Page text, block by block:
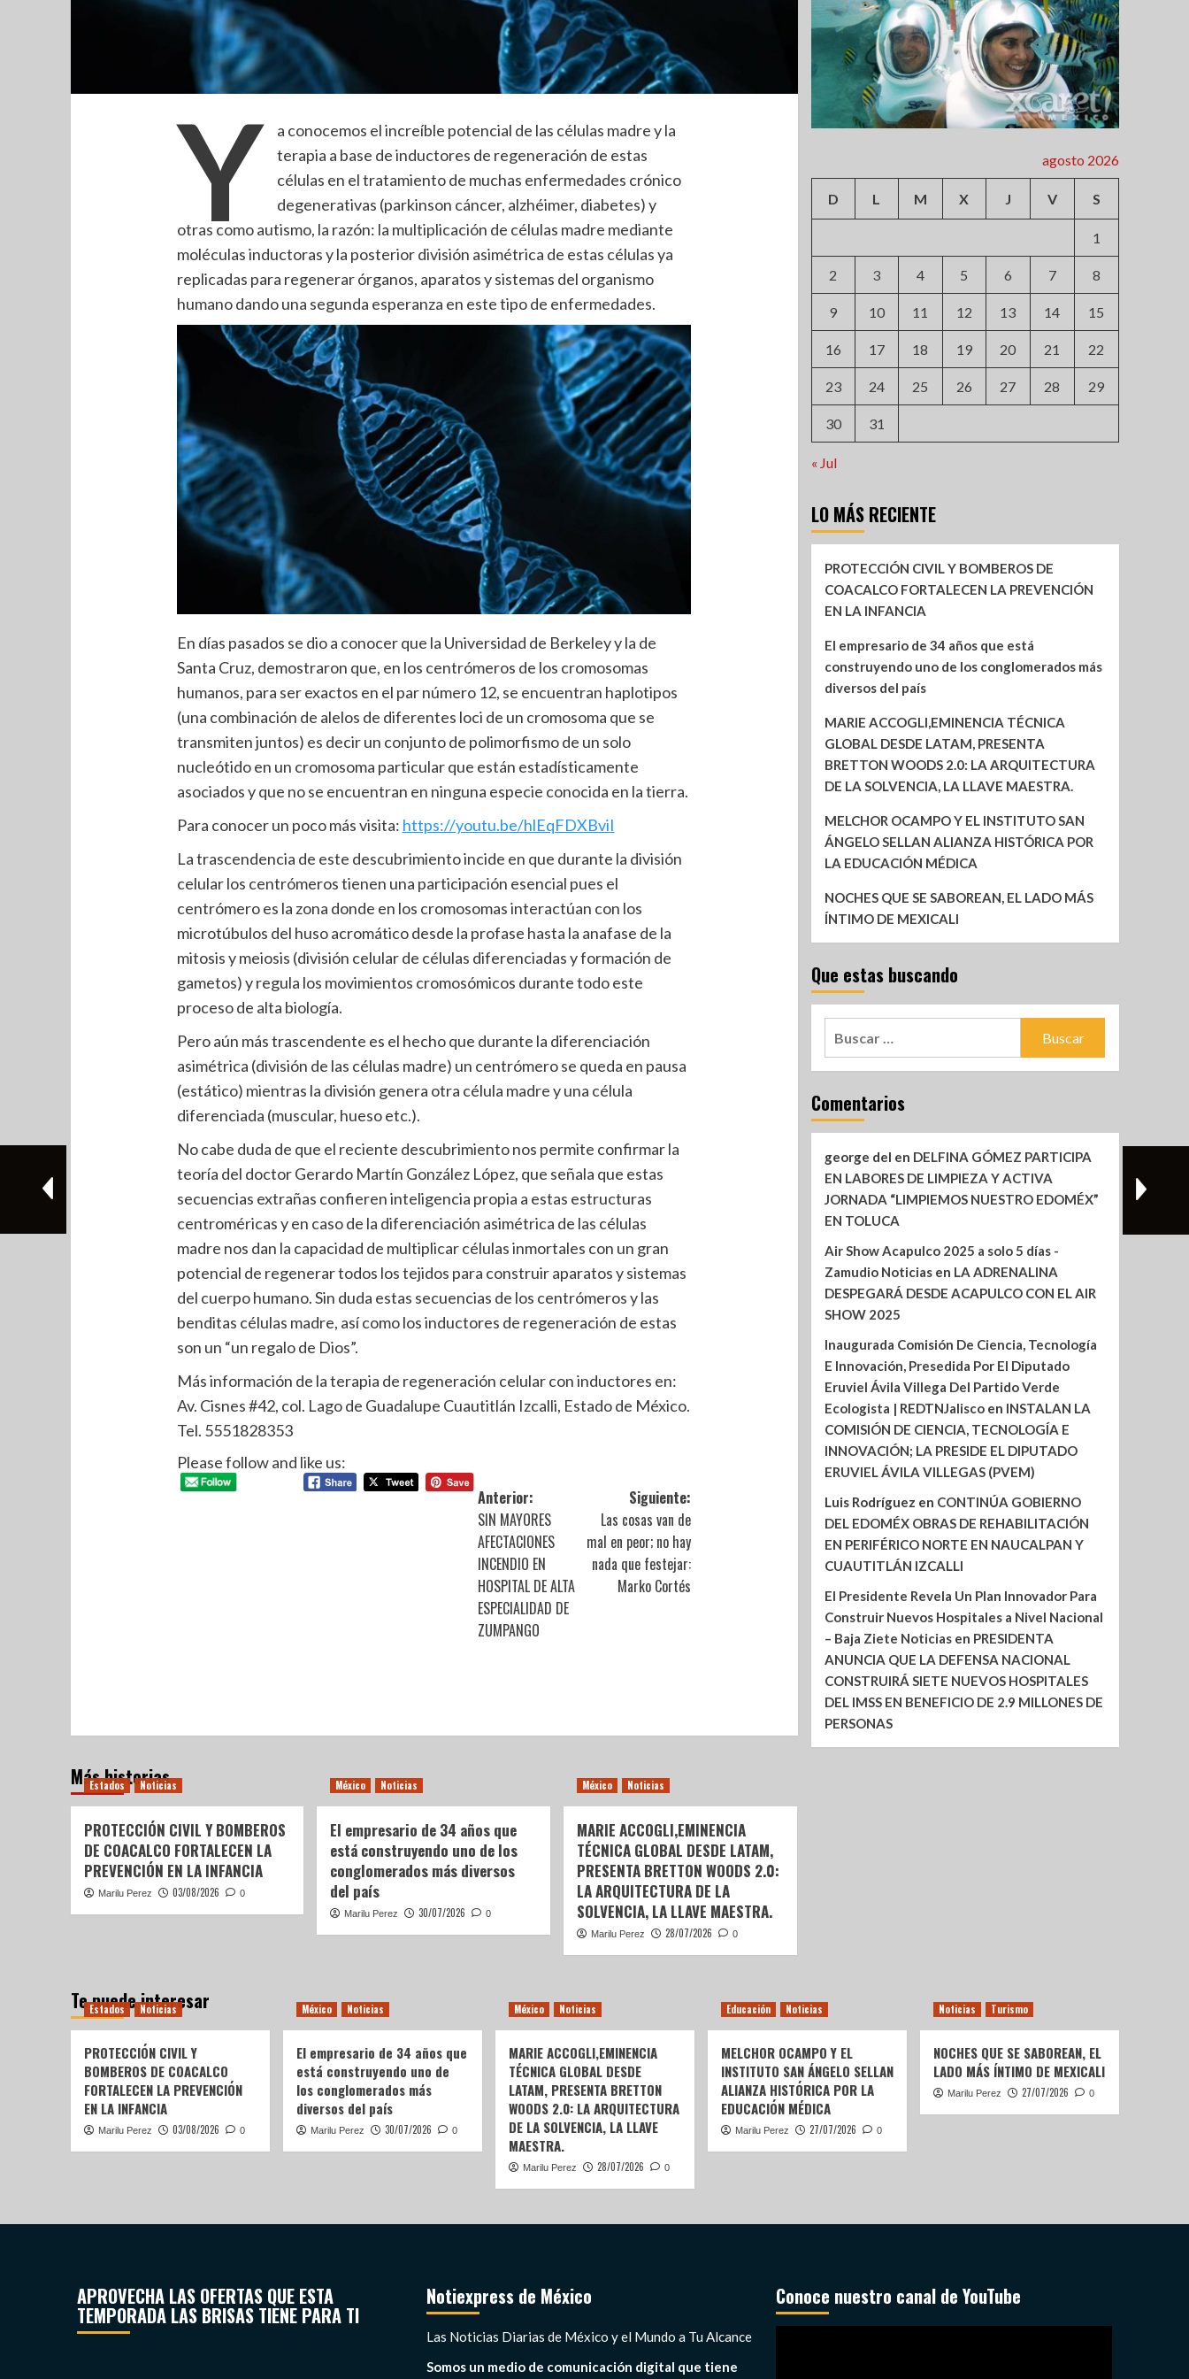
Y
a conocemos el increíble potencial de las células madre y la
terapia a base de inductores de regeneración de estas
células en el tratamiento de muchas enfermedades crónico
degenerativas (parkinson cáncer, alzhéimer, diabetes) y
otras como autismo, la razón: la multiplicación de células madre mediante
moléculas inductoras y la posterior división asimétrica de estas células ya
replicadas para regenerar órganos, aparatos y sistemas del organismo
humano dando una segunda esperanza en este tipo de enfermedades.
En días pasados se dio a conocer que la Universidad de Berkeley y la de
Santa Cruz, demostraron que, en los centrómeros de los cromosomas
humanos, para ser exactos en el par número 12, se encuentran haplotipos
(una combinación de alelos de diferentes loci de un cromosoma que se
transmiten juntos) es decir un conjunto de polimorfismo de un solo
nucleótido en un cromosoma particular que están estadísticamente
asociados y que no se encuentran en ninguna especie conocida en la tierra.
Para conocer un poco más visita: https://youtu.be/hlEqFDXBviI
La trascendencia de este descubrimiento incide en que durante la división
celular los centrómeros tienen una participación esencial pues el
centrómero es la zona donde en los cromosomas interactúan con los
microtúbulos del huso acromático desde la profase hasta la anafase de la
mitosis y meiosis (división celular de células diferenciadas y formación de
gametos) y regula los movimientos cromosómicos durante todo este
proceso de alta biología.
Pero aún más trascendente es el hecho que durante la diferenciación
asimétrica (división de las células madre) un centrómero se queda en pausa
(estático) mientras la división genera otra célula madre y una célula
diferenciada (muscular, hueso etc.).
No cabe duda de que el reciente descubrimiento nos permite confirmar la
teoría del doctor Gerardo Martín González López, que señala que estas
secuencias extrañas confieren inteligencia propia a estas estructuras
centroméricas y en caso de la diferenciación asimétrica de las células
madre nos dan la capacidad de multiplicar células inmortales con un gran
potencial de regenerar todos los tejidos para construir aparatos y sistemas
del cuerpo humano. Sin duda estas secuencias de los centrómeros y las
benditas células madre, así como los inductores de regeneración de estas
son un “un regalo de Dios”.
Más información de la terapia de regeneración celular con inductores en:
Av. Cisnes #42, col. Lago de Guadalupe Cuautitlán Izcalli, Estado de México.
Tel. 5551828353
Please follow and like us:
Anterior:
SIN MAYORES
AFECTACIONES
INCENDIO EN
HOSPITAL DE ALTA
ESPECIALIDAD DE
ZUMPANGO
Siguiente:
Las cosas van de
mal en peor; no hay
nada que festejar:
Marko Cortés
Más historias
Estados Noticias
PROTECCIÓN CIVIL Y BOMBEROS
DE COACALCO FORTALECEN LA
PREVENCIÓN EN LA INFANCIA
Marilu Perez 03/08/2026 0
México Noticias
El empresario de 34 años que
está construyendo uno de los
conglomerados más diversos
del país
Marilu Perez 30/07/2026 0
México Noticias
MARIE ACCOGLI,EMINENCIA
TÉCNICA GLOBAL DESDE LATAM,
PRESENTA BRETTON WOODS 2.0:
LA ARQUITECTURA DE LA
SOLVENCIA, LA LLAVE MAESTRA.
Marilu Perez 28/07/2026 0
agosto 2026
D L M X J V S
1
2 3 4 5 6 7 8
9 10 11 12 13 14 15
16 17 18 19 20 21 22
23 24 25 26 27 28 29
30 31
« Jul
LO MÁS RECIENTE
PROTECCIÓN CIVIL Y BOMBEROS DE
COACALCO FORTALECEN LA PREVENCIÓN
EN LA INFANCIA
El empresario de 34 años que está
construyendo uno de los conglomerados más
diversos del país
MARIE ACCOGLI,EMINENCIA TÉCNICA
GLOBAL DESDE LATAM, PRESENTA
BRETTON WOODS 2.0: LA ARQUITECTURA
DE LA SOLVENCIA, LA LLAVE MAESTRA.
MELCHOR OCAMPO Y EL INSTITUTO SAN
ÁNGELO SELLAN ALIANZA HISTÓRICA POR
LA EDUCACIÓN MÉDICA
NOCHES QUE SE SABOREAN, EL LADO MÁS
ÍNTIMO DE MEXICALI
Que estas buscando
Comentarios
george del en DELFINA GÓMEZ PARTICIPA
EN LABORES DE LIMPIEZA Y ACTIVA
JORNADA “LIMPIEMOS NUESTRO EDOMÉX”
EN TOLUCA
Air Show Acapulco 2025 a solo 5 días -
Zamudio Noticiasen LA ADRENALINA
DESPEGARÁ DESDE ACAPULCO CON EL AIR
SHOW 2025
Inaugurada Comisión De Ciencia, Tecnología
E Innovación, Presedida Por El Diputado
Eruviel Ávila Villega Del Partido Verde
Ecologista | REDTNJaliscoen INSTALAN LA
COMISIÓN DE CIENCIA, TECNOLOGÍA E
INNOVACIÓN; LA PRESIDE EL DIPUTADO
ERUVIEL ÁVILA VILLEGAS (PVEM)
Luis Rodríguez en CONTINÚA GOBIERNO
DEL EDOMÉX OBRAS DE REHABILITACIÓN
EN PERIFÉRICO NORTE EN NAUCALPAN Y
CUAUTITLÁN IZCALLI
El Presidente Revela Un Plan Innovador Para
Construir Nuevos Hospitales a Nivel Nacional
– Baja Ziete Noticiasen PRESIDENTA
ANUNCIA QUE LA DEFENSA NACIONAL
CONSTRUIRÁ SIETE NUEVOS HOSPITALES
DEL IMSS EN BENEFICIO DE 2.9 MILLONES DE
PERSONAS
Te puede interesar
Estados Noticias
PROTECCIÓN CIVIL Y
BOMBEROS DE COACALCO
FORTALECEN LA PREVENCIÓN
EN LA INFANCIA
Marilu Perez 03/08/2026 0
México Noticias
El empresario de 34 años que
está construyendo uno de
los conglomerados más
diversos del país
Marilu Perez 30/07/2026 0
México Noticias
MARIE ACCOGLI,EMINENCIA
TÉCNICA GLOBAL DESDE
LATAM, PRESENTA BRETTON
WOODS 2.0: LA ARQUITECTURA
DE LA SOLVENCIA, LA LLAVE
MAESTRA.
Marilu Perez 28/07/2026 0
Educación Noticias
MELCHOR OCAMPO Y EL
INSTITUTO SAN ÁNGELO SELLAN
ALIANZA HISTÓRICA POR LA
EDUCACIÓN MÉDICA
Marilu Perez 27/07/2026 0
Noticias Turismo
NOCHES QUE SE SABOREAN, EL
LADO MÁS ÍNTIMO DE MEXICALI
Marilu Perez 27/07/2026 0
APROVECHA LAS OFERTAS QUE ESTA
TEMPORADA LAS BRISAS TIENE PARA TI
Notiexpress de México
Las Noticias Diarias de México y el Mundo a Tu Alcance
Somos un medio de comunicación digital que tiene
Conoce nuestro canal de YouTube